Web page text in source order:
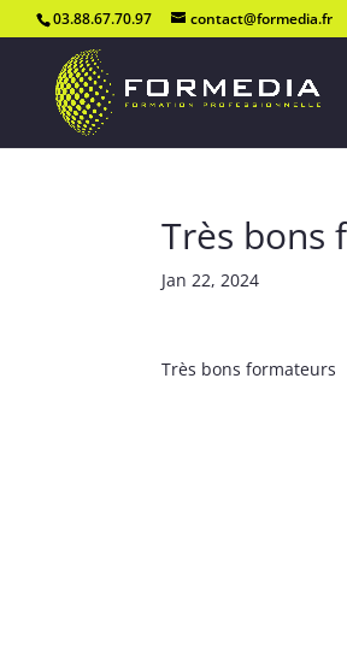
03.88.67.70.97 contact@formedia.fr
Très bons
Jan 22, 2024
Très bons formateurs